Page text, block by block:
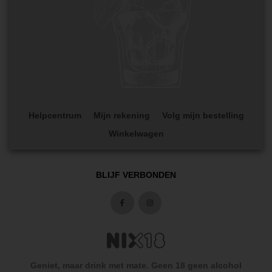
Helpcentrum Mijn rekening
Volg mijn bestelling
Winkelwagen
BLIJF VERBONDEN
Geniet, maar drink met mate. Geen 18 geen alcohol